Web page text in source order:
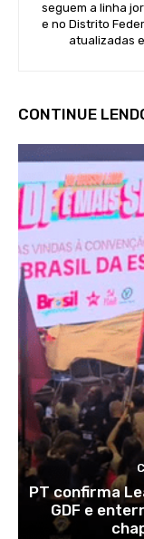
seguem a linha
e no Distrito
atualizadas
CONTINUE
PT confirma
GDF e